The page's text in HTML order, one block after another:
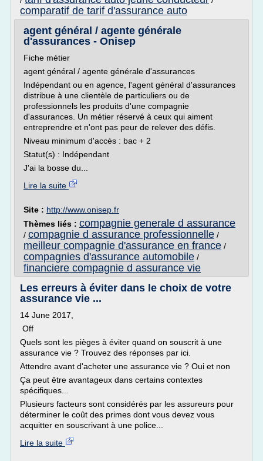
comparatif de tarif d'assurance auto
agent général / agente générale
d'assurances - Onisep
Fiche métier
agent général / agente générale d'assurances
Indépendant ou en agence, l'agent général d'assurances
distribue à une clientèle de particuliers ou de
professionnels les produits d'une compagnie
d'assurances. Un métier réservé à ceux qui aiment
entreprendre et n'ont pas peur de relever des défis.
Niveau minimum d'accès : bac + 2
Statut(s) : Indépendant
J'ai la bosse du...
Lire la suite
Site : http://www.onisep.fr
Thèmes liés : compagnie generale d assurance
/ compagnie d assurance professionnelle /
meilleur compagnie d'assurance en france /
compagnies d'assurance automobile /
financiere compagnie d assurance vie
Les erreurs à éviter dans le choix de votre
assurance vie ...
14 June 2017,
Off
Quels sont les pièges à éviter quand on souscrit à une
assurance vie ? Trouvez des réponses par ici.
Attendre avant d'acheter une assurance vie ? Oui et non
Ça peut être avantageux dans certains contextes
spécifiques...
Plusieurs facteurs sont considérés par les assureurs pour
déterminer le coût des primes dont vous devez vous
acquitter en souscrivant à une police...
Lire la suite